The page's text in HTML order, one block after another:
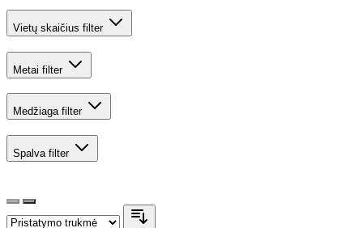
Vietų skaičius filter
Metai filter
Medžiaga filter
Spalva filter